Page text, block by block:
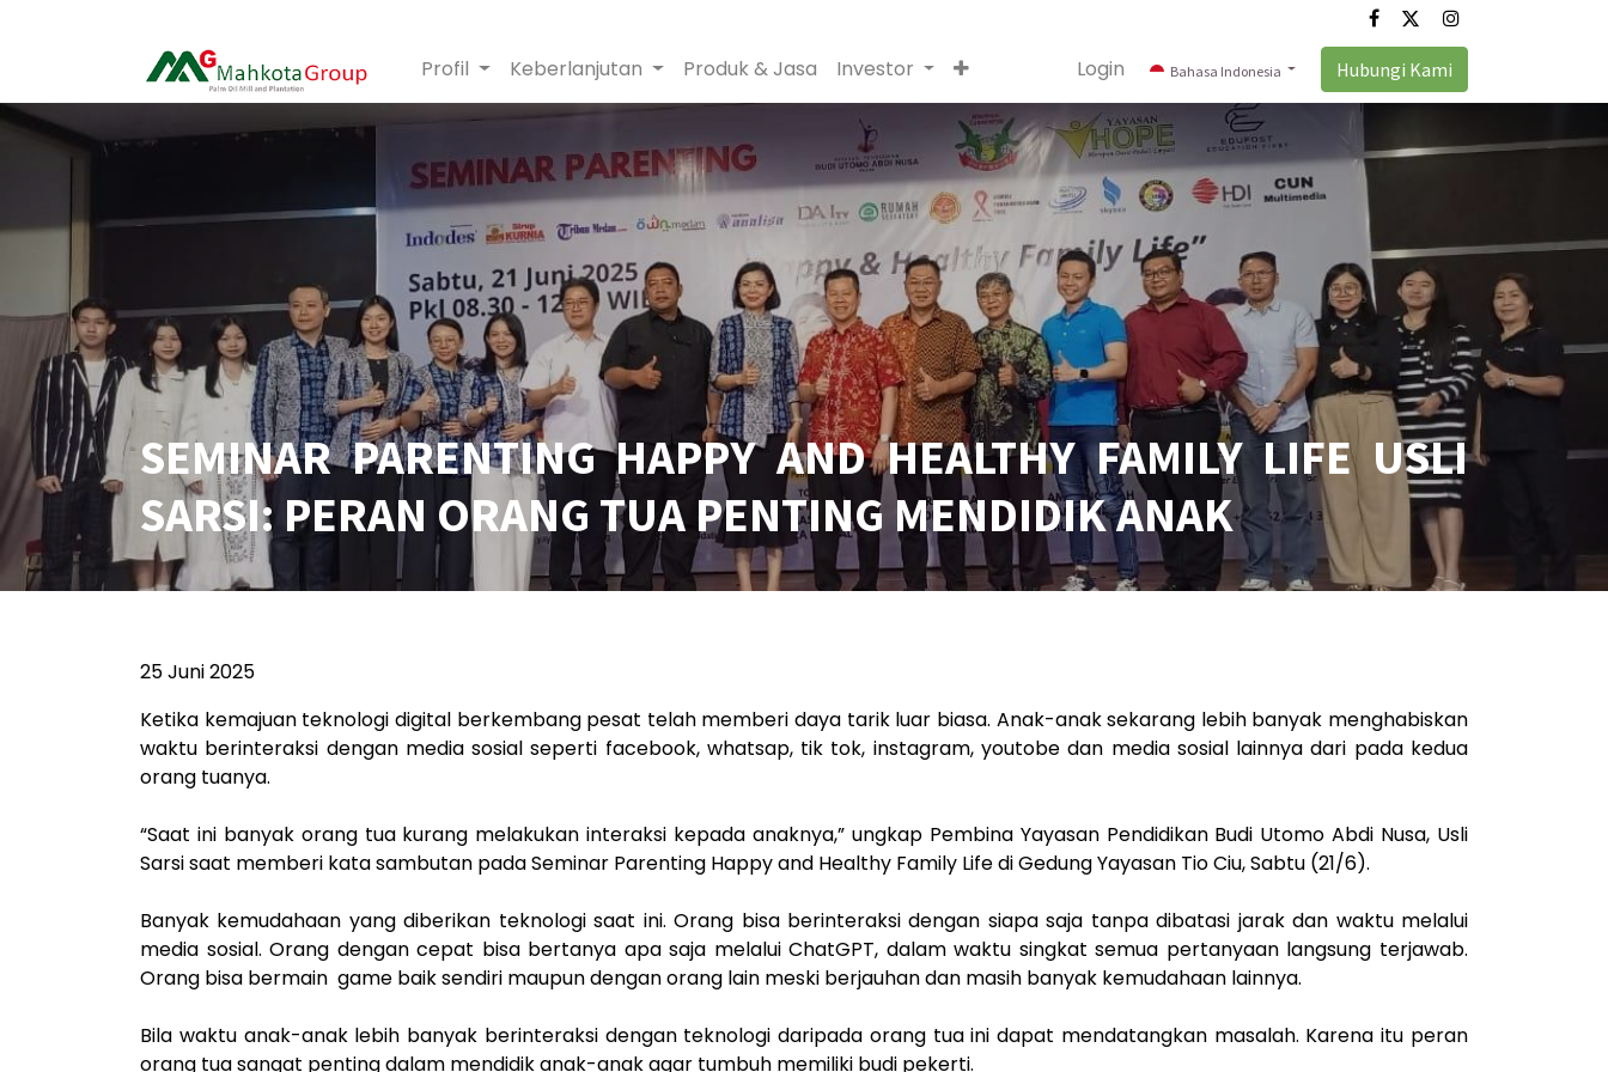
Profil Keberlanjutan Produk & Jasa Investor Login Bahasa Indonesia Hubungi Kami
SEMINAR PARENTING HAPPY AND HEALTHY FAMILY LIFE USLI
SARSI: PERAN ORANG TUA PENTING MENDIDIK ANAK
25 Juni 2025
Ketika kemajuan teknologi digital berkembang pesat telah memberi daya tarik luar biasa. Anak-anak sekarang lebih banyak menghabiskan
waktu berinteraksi dengan media sosial seperti facebook, whatsap, tik tok, instagram, youtobe dan media sosial lainnya dari pada kedua
orang tuanya.
“Saat ini banyak orang tua kurang melakukan interaksi kepada anaknya,” ungkap Pembina Yayasan Pendidikan Budi Utomo Abdi Nusa, Usli
Sarsi saat memberi kata sambutan pada Seminar Parenting Happy and Healthy Family Life di Gedung Yayasan Tio Ciu, Sabtu (21/6).
Banyak kemudahaan yang diberikan teknologi saat ini. Orang bisa berinteraksi dengan siapa saja tanpa dibatasi jarak dan waktu melalui
media sosial. Orang dengan cepat bisa bertanya apa saja melalui ChatGPT, dalam waktu singkat semua pertanyaan langsung terjawab.
Orang bisa bermain game baik sendiri maupun dengan orang lain meski berjauhan dan masih banyak kemudahaan lainnya.
Bila waktu anak-anak lebih banyak berinteraksi dengan teknologi daripada orang tua ini dapat mendatangkan masalah. Karena itu peran
orang tua sangat penting dalam mendidik anak-anak agar tumbuh memiliki budi pekerti.